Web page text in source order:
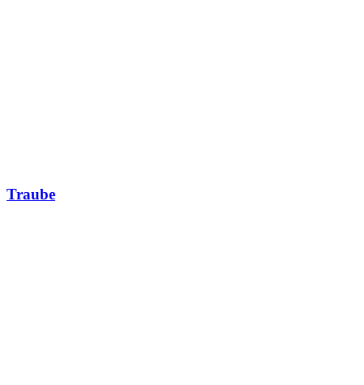
Traube